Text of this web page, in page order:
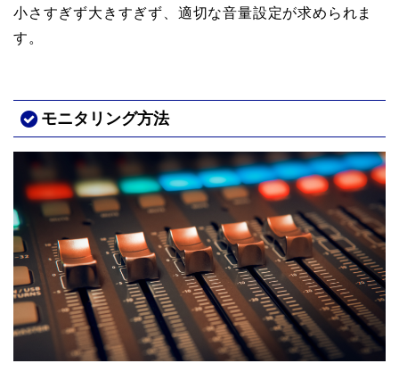
小さすぎず大きすぎず、適切な音量設定が求められま
す。
モニタリング方法